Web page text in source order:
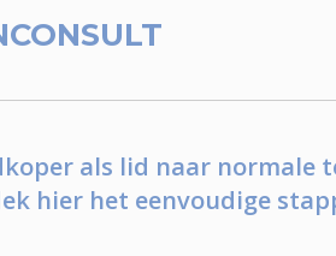
als lid naar normale
hier het eenvoudige